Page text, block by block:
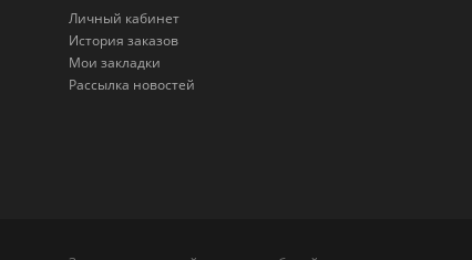
Личный кабинет
История заказов
Мои закладки
Рассылка новостей